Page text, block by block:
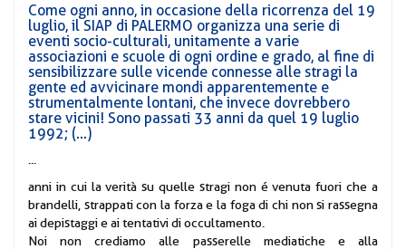
Come ogni anno, in occasione della ricorrenza del 19
luglio, il SIAP di PALERMO organizza una serie di
eventi socio-culturali, unitamente a varie
associazioni e scuole di ogni ordine e grado, al fine di
sensibilizzare sulle vicende connesse alle stragi la
gente ed avvicinare mondi apparentemente e
strumentalmente lontani, che invece dovrebbero
stare vicini! Sono passati 33 anni da quel 19 luglio
1992; (...)
anni in cui la verità su quelle stragi non é venuta fuori che a
brandelli, strappati con la forza e la foga di chi non si rassegna
ai depistaggi e ai tentativi di occultamento.
Noi non crediamo alle passerelle mediatiche e alla